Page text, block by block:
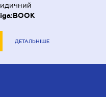
ДЕТАЛЬНІШЕ